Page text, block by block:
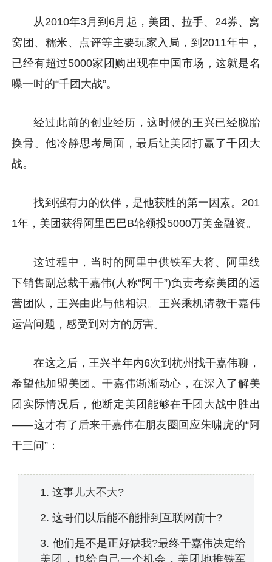
从2010年3月到6月起，美团、拉手、24券、窝
窝团、糯米、点评等主要玩家入局，到2011年中，
已经有超过5000家团购出现在中国市场，这就是名
噪一时的“千团大战”。
经过此前的创业经历，这时候的王兴已经脱胎
换骨。他冷静思考局面，最后让美团打赢了千团大
战。
找到强有力的伙伴，是他获胜的第一因素。201
1年，美团获得阿里巴巴B轮领投5000万美金融资。
这过程中，当时的阿里中供铁军大将、阿里线
下销售副总裁干嘉伟(人称“阿干”)负责考察美团的运
营团队，王兴由此与他相识。王兴乘机请教干嘉伟
运营问题，感受到对方的厉害。
在这之后，王兴半年内6次到杭州找干嘉伟聊，
希望他加盟美团。干嘉伟渐渐动心，在深入了解美
团实际情况后，他断定美团能够在千团大战中胜出
——这才有了后来干嘉伟在朋友圈回应朱啸虎的“阿
干三问”：
1. 这事儿大不大?
2. 这哥们以后能不能排到互联网前十?
3. 他们是不是正好缺我?最终干嘉伟决定给
美团，也给自己一个机会，美团地推铁军